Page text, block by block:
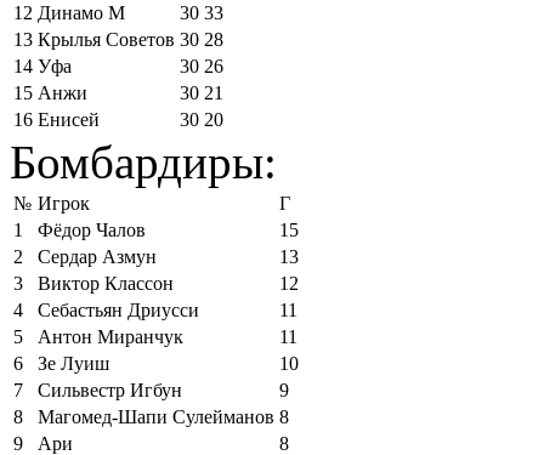
12 Динамо М 30 33
13 Крылья Советов 30 28
14 Уфа 30 26
15 Анжи 30 21
16 Енисей 30 20
Бомбардиры:
№ Игрок
Г
1
Фёдор Чалов
15
2
Сердар Азмун
13
3
Виктор Классон
12
4
Себастьян Дриусси
11
5
Антон Миранчук
11
6
Зе Луиш
10
7
Сильвестр Игбун
9
8
Магомед-Шапи Сулейманов 8
9
Ари
8